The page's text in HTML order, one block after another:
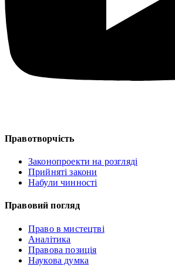
Правотворчість
Законопроекти на розгляді
Прийняті закони
Набули чинності
Правовий погляд
Право в мистецтві
Аналітика
Правова позиція
Наукова думка